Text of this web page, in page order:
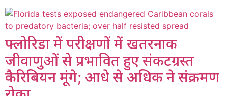
फ्लोरिडा में परीक्षणों में खतरनाक
जीवाणुओं से प्रभावित हुए संकटग्रस्त
कैरिबियन मूंगे; आधे से अधिक ने संक्रमण